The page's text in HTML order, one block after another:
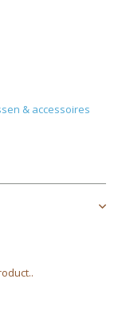
& accessoires